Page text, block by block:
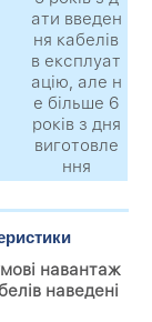
ати введен
ня кабелів
в експлуат
ацію, але н
е більше 6
років з дня
виготовле
ння
навантаж
наведені